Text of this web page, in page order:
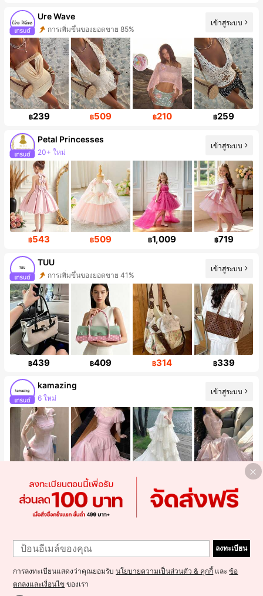
Ure Wave
การเพิ่มขึ้นของยอดขาย 85%
เข้าสู่ระบบ
฿239 ฿509 ฿210 ฿259
Petal Princesses
20+ ใหม่
เข้าสู่ระบบ
฿543 ฿509 ฿1,009 ฿719
TUU
การเพิ่มขึ้นของยอดขาย 41%
เข้าสู่ระบบ
฿439 ฿409 ฿314 ฿339
kamazing
6 ใหม่
เข้าสู่ระบบ
1,059 ฿1,439 1,375
Auveirra
ลงทะเบียน
การลงทะเบียนแสดงว่าคุณยอมรับนโยบายความเป็นส่วนตัว & คุกกี้ และข้อ
ตกลงและเงื่อนไข ของเรา